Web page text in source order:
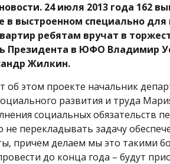
24 июля 2013 года 162
в выстроенном специально
ребятам вручат в
Президента в ЮФО Владимир
Жилкин.
об этом проекте начальник
развития и труда
социальных обязательств
не перекладывать задачу
причем делаем мы это такими
до конца года – будут